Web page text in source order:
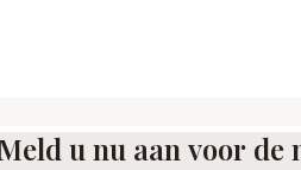
u nu aan voor de